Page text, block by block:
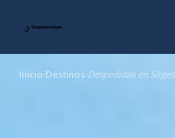
Inicio›Destinos›Despedidas en Sitges